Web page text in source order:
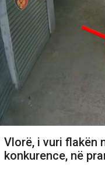
Vlorë, i vuri flakën
konkurence, në